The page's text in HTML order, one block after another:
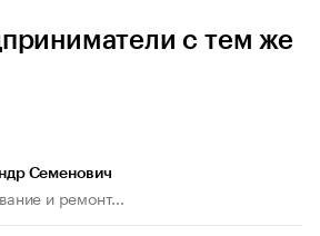
с тем же
Семенович
и ремонт...